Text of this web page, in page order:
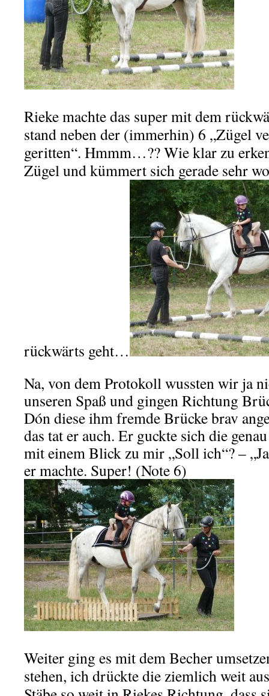
Rieke machte das super mit dem
stand neben der (immerhin) 6 „Zügel
geritten“. Hmmm…?? Wie klar zu
Zügel und kümmert sich gerade sehr
rückwärts geht…
Na, von dem Protokoll wussten wir ja
unseren Spaß und gingen Richtung
Dón diese ihm fremde Brücke brav
das tat er auch. Er guckte sich die
mit einem Blick zu mir „Soll ich“? –
er machte. Super! (Note 6)
Weiter ging es mit dem Becher
stehen, ich drückte die ziemlich weit